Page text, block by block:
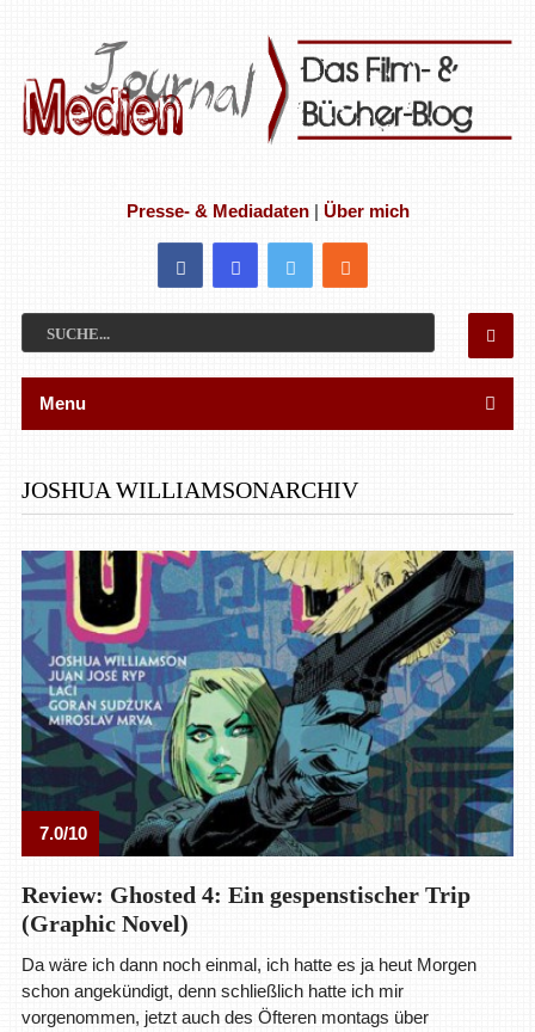
Presse- & Mediadaten| Über mich
Menu
JOSHUA WILLIAMSONARCHIV
7.0/10
Review: Ghosted 4: Ein gespenstischer Trip
(Graphic Novel)
Da wäre ich dann noch einmal, ich hatte es ja heut Morgen
schon angekündigt, denn schließlich hatte ich mir
vorgenommen, jetzt auch des Öfteren montags über